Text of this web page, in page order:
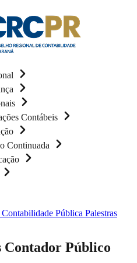
Contábeis
Continuada
Pública Palestras
Contador Público